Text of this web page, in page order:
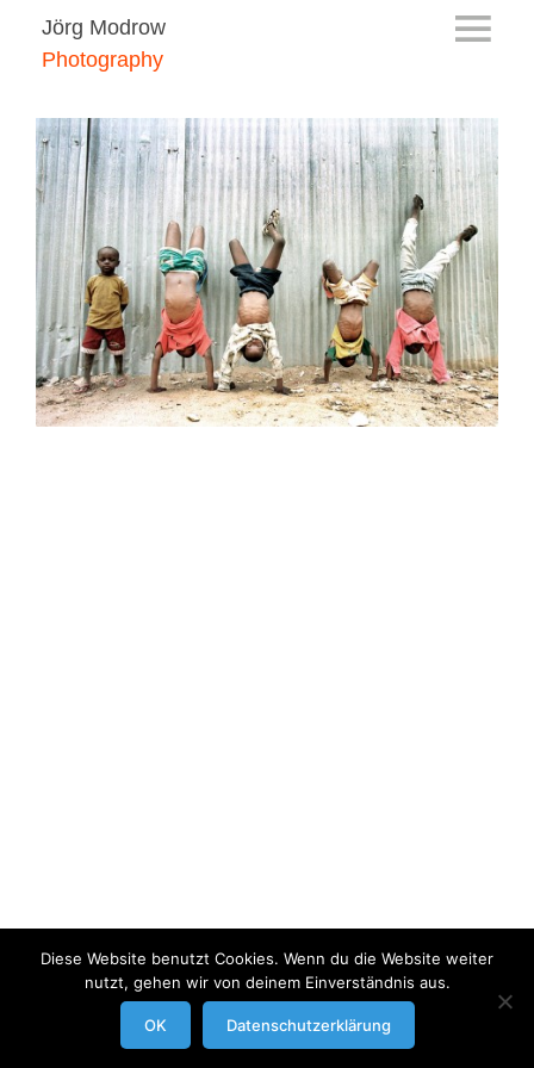
Jörg Modrow
Photography
modrowgrafie.de © 2023 | Impressum/Datenschutzerklaerung
Businessportraits
Diese Website benutzt Cookies. Wenn du die Website weiter
nutzt, gehen wir von deinem Einverständnis aus.
OK Datenschutzerklärung